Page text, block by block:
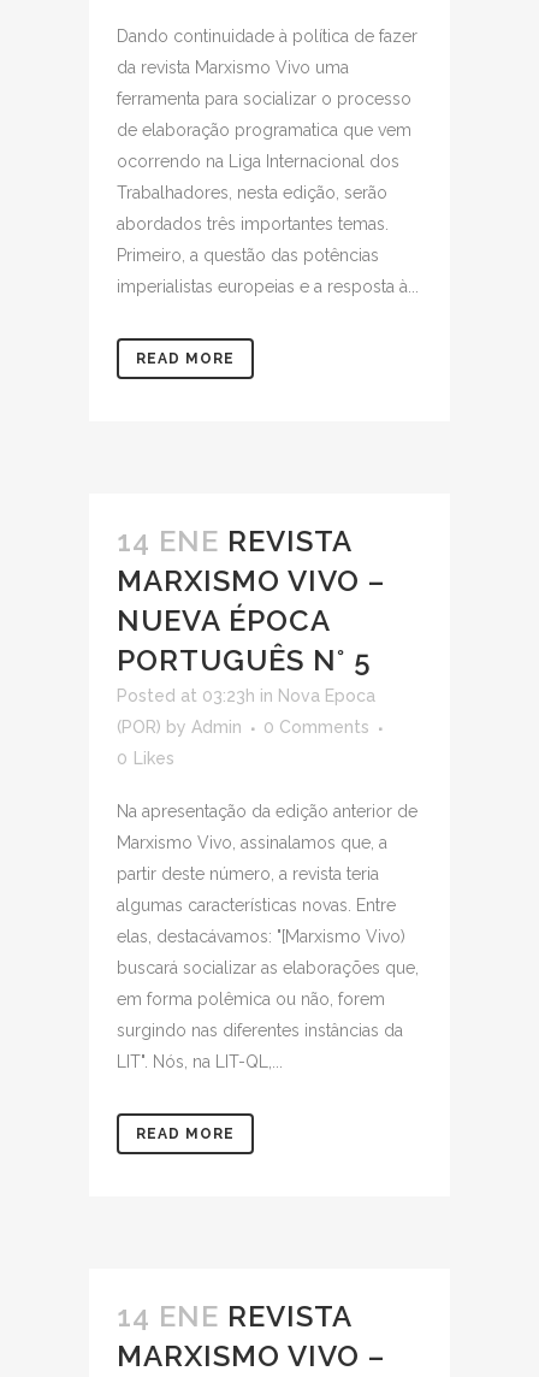
Dando continuidade à política de fazer
da revista Marxismo Vivo uma
ferramenta para socializar o processo
de elaboração programatica que vem
ocorrendo na Liga Internacional dos
Trabalhadores, nesta edição, serão
abordados três importantes temas.
Primeiro, a questão das potências
imperialistas europeias e a resposta à...
READ MORE
14 ENE REVISTA
MARXISMO VIVO –
NUEVA ÉPOCA
PORTUGUÊS N° 5
Posted at 03:23h in Nova Epoca
(POR) by Admin
0 Comments
0 Likes
Na apresentação da edição anterior de
Marxismo Vivo, assinalamos que, a
partir deste número, a revista teria
algumas características novas. Entre
elas, destacávamos: "[Marxismo Vivo)
buscará socializar as elaborações que,
em forma polêmica ou não, forem
surgindo nas diferentes instâncias da
LIT". Nós, na LIT-QL,...
READ MORE
14 ENE REVISTA
MARXISMO VIVO –